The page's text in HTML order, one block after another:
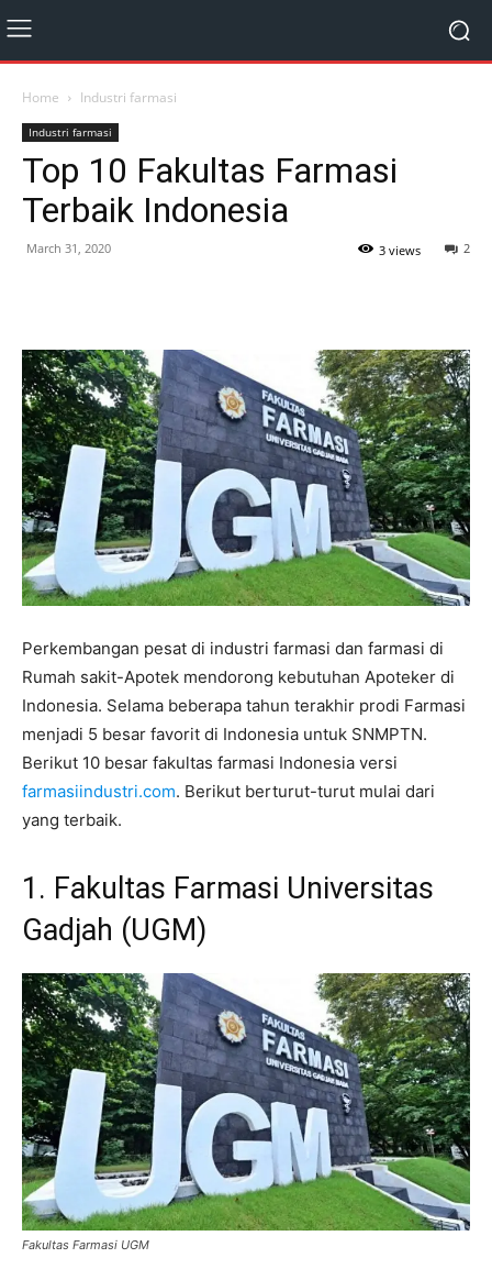
Home Industri farmasi
Industri farmasi
Top 10 Fakultas Farmasi
Terbaik Indonesia
March 31, 2020 2
3 views
Perkembangan pesat di industri farmasi dan farmasi di
Rumah sakit-Apotek mendorong kebutuhan Apoteker di
Indonesia. Selama beberapa tahun terakhir prodi Farmasi
menjadi 5 besar favorit di Indonesia untuk SNMPTN.
Berikut 10 besar fakultas farmasi Indonesia versi
farmasiindustri.com. Berikut berturut-turut mulai dari
yang terbaik.
1. Fakultas Farmasi Universitas
Gadjah (UGM)
Fakultas Farmasi UGM